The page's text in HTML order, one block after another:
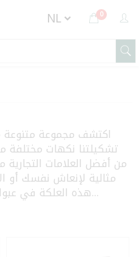
0
اكتشف مجموعة
تشكيلتنا نكهات مختلفة
من أفضل العلامات التجارية
مثالية لإنعاش نفسك أو
هذه العلكة في عبوات مريحة. تسوق الآن في ت...